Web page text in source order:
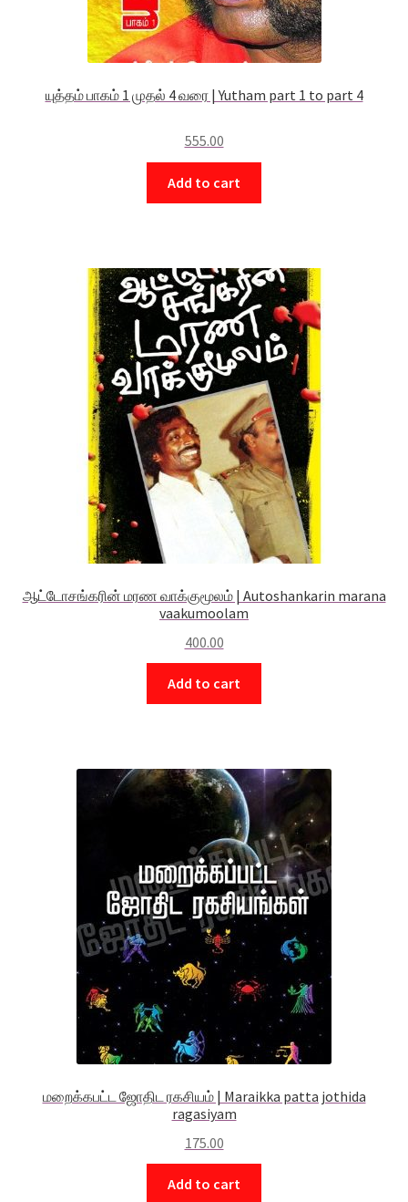
யுத்தம் பாகம் 1 முதல் 4 வரை | Yutham part 1 to part 4
555.00
Add to cart
ஆட்டோசங்கரின் மரண வாக்குமூலம் | Autoshankarin marana
vaakumoolam
400.00
Add to cart
மறைக்கபட்ட ஜோதிட ரகசியம் | Maraikka patta jothida
ragasiyam
175.00
Add to cart